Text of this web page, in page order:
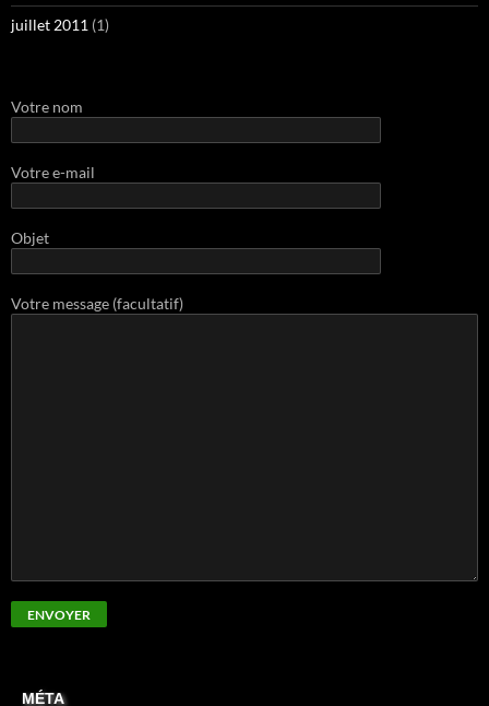
juillet 2011 (1)
Votre nom
Votre e-mail
Objet
Votre message (facultatif)
MÉTA